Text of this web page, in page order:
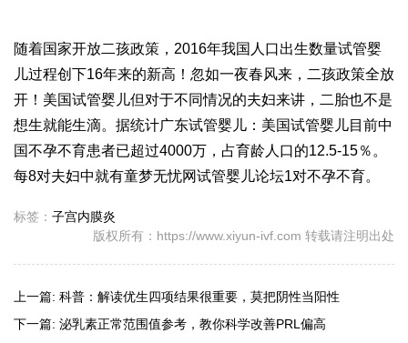
随着国家开放二孩政策，2016年我国人口出生数量试管婴
儿过程创下16年来的新高！忽如一夜春风来，二孩政策全放
开！美国试管婴儿但对于不同情况的夫妇来讲，二胎也不是
想生就能生滴。据统计广东试管婴儿 ：美国试管婴儿目前中
国不孕不育患者已超过4000万，占育龄人口的12.5-15％。
每8对夫妇中就有童梦无忧网试管婴儿论坛1对不孕不育。
标签： 子宫内膜炎
版权所有：https://www.xiyun-ivf.com 转载请注明出处
上一篇: 科普：解读优生四项结果很重要，莫把阴性当阳性
下一篇: 泌乳素正常范围值参考，教你科学改善PRL偏高